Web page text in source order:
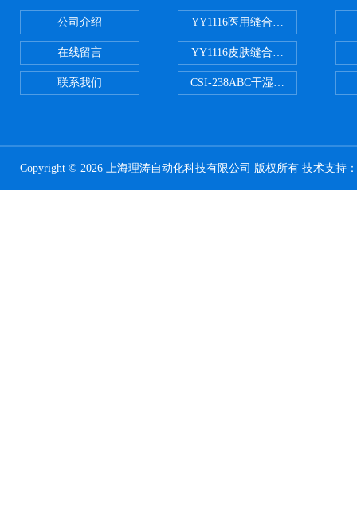
公司介绍
在线留言
联系我们
YY1116医用缝合线线径试验仪
YY1116皮肤缝合线线径测量仪
CSI-238ABC干湿电动摩擦色牢度
Copyright © 2026 上海理涛自动化科技有限公司 版权所有 技术支持：